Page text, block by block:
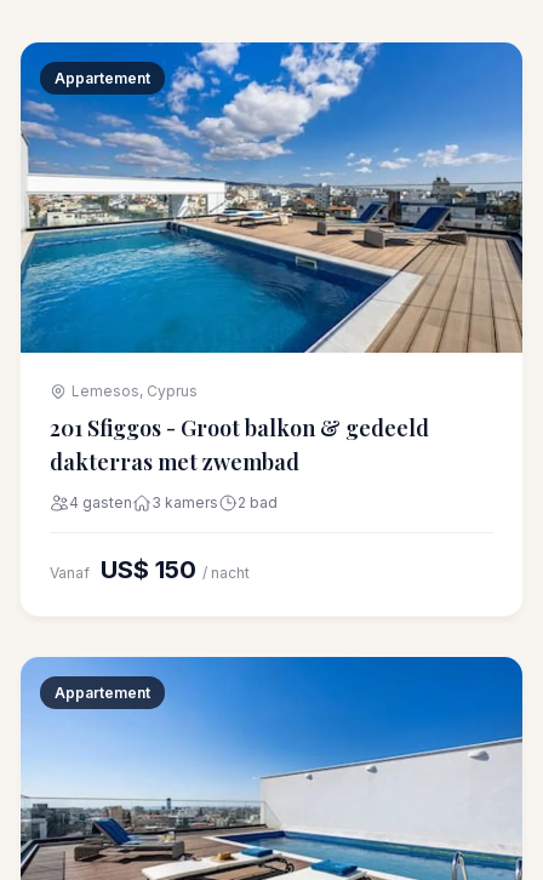
Appartement
Lemesos, Cyprus
201 Sfiggos - Groot balkon & gedeeld
dakterras met zwembad
4 gasten 3 kamers 2 bad
Vanaf US$ 150 / nacht
Appartement